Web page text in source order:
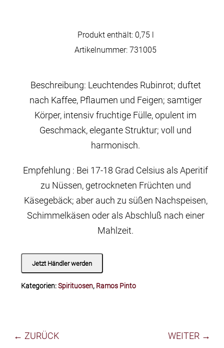
Produkt enthält: 0,75
Artikelnummer: 731005
Beschreibung: Leuchtendes Rubinrot; duftet
nach Kaffee, Pflaumen und Feigen; samtiger
Körper, intensiv fruchtige Fülle, opulent im
Geschmack, elegante Struktur; voll und
harmonisch.
Empfehlung : Bei 17-18 Grad Celsius als Aperitif
zu Nüssen, getrockneten Früchten und
Käsegebäck; aber auch zu süßen Nachspeisen,
Schimmelkäsen oder als Abschluß nach einer
Mahlzeit.
Jetzt Händler werden
Kategorien:Spirituosen, Ramos Pinto
← ZURÜCK WEITER →